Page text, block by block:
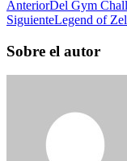
AnteriorDel Gym
SiguienteLegend of
Sobre el autor